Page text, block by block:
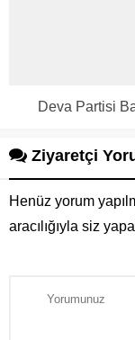
Deva Partisi
Ziyaretçi
Henüz yorum
aracılığıyla siz